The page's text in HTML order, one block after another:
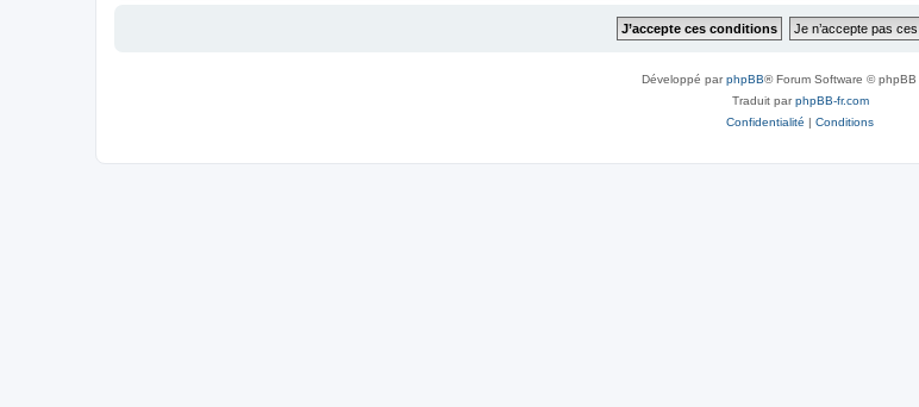
Développé parphpBB® Forum Software © phpBB
Traduit parphpBB-fr.com
Confidentialité | Conditions